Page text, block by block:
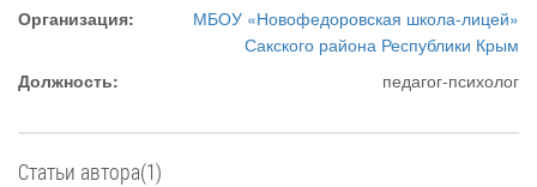
Организация:
МБОУ «Новофедоровская школа-лицей»
Сакского района Республики Крым
Должность:
педагог-психолог
Статьи автора(1)